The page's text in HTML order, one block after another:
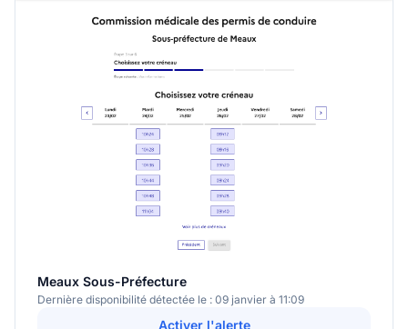
Meaux Sous-Préfecture
Dernière disponibilité détectée le : 09 janvier à 11:09
Activer l'alerte